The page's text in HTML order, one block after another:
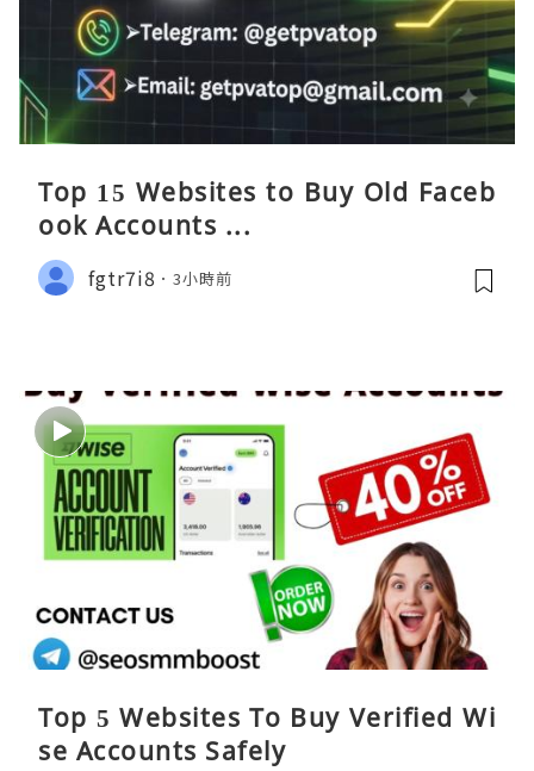
Top 15 Websites to Buy Old Faceb
ook Accounts ...
fgtr7i8 3小時前
Top 5 Websites To Buy Verified Wi
se Accounts Safely